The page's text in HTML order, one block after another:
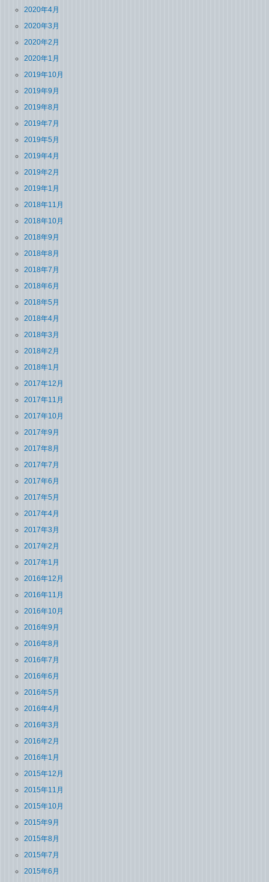
2020年4月
2020年3月
2020年2月
2020年1月
2019年10月
2019年9月
2019年8月
2019年7月
2019年5月
2019年4月
2019年2月
2019年1月
2018年11月
2018年10月
2018年9月
2018年8月
2018年7月
2018年6月
2018年5月
2018年4月
2018年3月
2018年2月
2018年1月
2017年12月
2017年11月
2017年10月
2017年9月
2017年8月
2017年7月
2017年6月
2017年5月
2017年4月
2017年3月
2017年2月
2017年1月
2016年12月
2016年11月
2016年10月
2016年9月
2016年8月
2016年7月
2016年6月
2016年5月
2016年4月
2016年3月
2016年2月
2016年1月
2015年12月
2015年11月
2015年10月
2015年9月
2015年8月
2015年7月
2015年6月